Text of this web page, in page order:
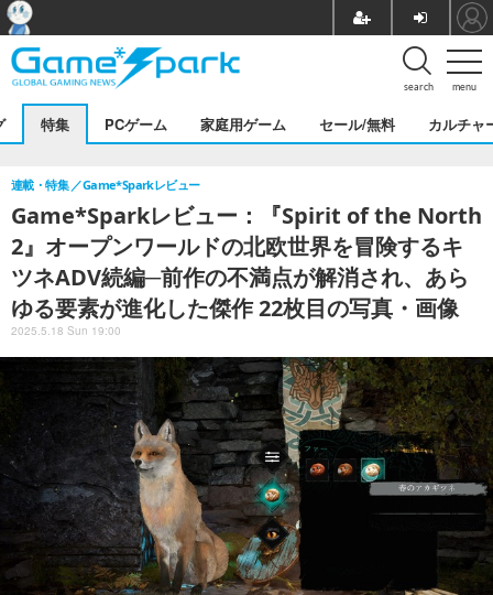
menu
search
特集 PCゲーム 家庭用ゲーム セール/無料 カルチャ
Game*Sparkレビュー：『Spirit of the North
2』オープンワールドの北欧世界を冒険するキ
ツネADV続編─前作の不満点が解消され、あら
ゆる要素が進化した傑作 22枚目の写真・画像
連載・特集 Game*Sparkレビュー
2025.5.18 Sun 19:00